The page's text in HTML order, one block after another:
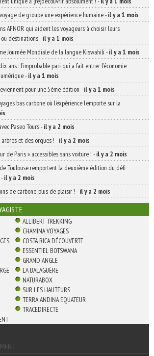
de groupe une expérience humaine-il y a 1 mois
AFNOR qui aident les voyageurs à choisir leurs
destinations-il y a 1 mois
Journée Mondiale de la langue Kiswahili -il y a 1 mois
ans : l’improbable pari qui a fait entrer l’économie
-il y a 1 mois
pour une 5ème édition -il y a 1 mois
bas carbone où l’expérience l’emporte sur la
Paseo Tours-il y a 2 mois
et des orques ! -il y a 2 mois
de Paris » accessibles sans voiture ! -il y a 2 mois
Toulouse remportent la deuxième édition du défi
-il y a 2 mois
de carbone, plus de plaisir ! -il y a 2 mois
ALLIBERT TREKKING
CHAMINA VOYAGES
COSTA RICA DÉCOUVERTE
ESSENTIEL BOTSWANA
GRAND ANGLE
LA BALAGUÈRE
NATURABOX
SUR LES HAUTEURS
TERRA ANDINA EQUATEUR
TRACEDIRECTE